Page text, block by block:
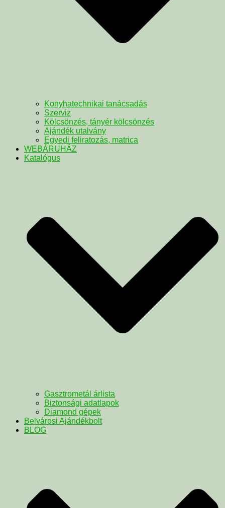
Konyhatechnikai tanácsadás
Szerviz
Kölcsönzés, tányér kölcsönzés
Ajándék utalvány
Egyedi feliratozás, matrica
WEBÁRUHÁZ
Katalógus
Gasztrometál árlista
Biztonsági adatlapok
Diamond gépek
Belvárosi Ajándékbolt
BLOG